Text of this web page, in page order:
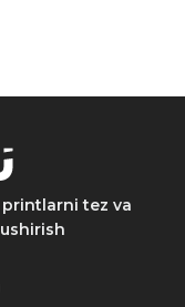
tez va